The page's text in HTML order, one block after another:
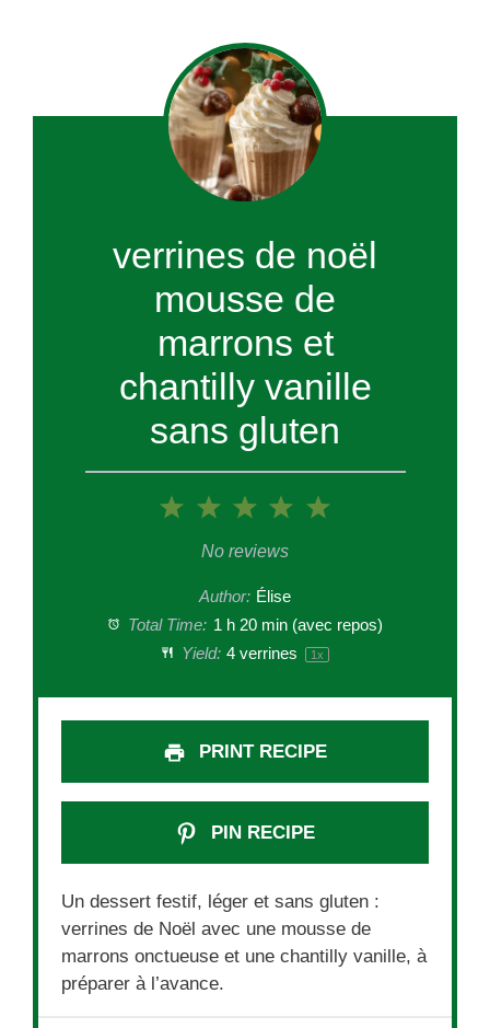
verrines de noël
mousse de
marrons et
chantilly vanille
sans gluten
5
4
3
Stars
2
Stars
1
Star
No reviews
Author: Élise
Total Time: 1 h 20 min (avec repos)
Yield: 4 verrines 1x
PRINT RECIPE
PIN RECIPE
Un dessert festif, léger et sans gluten :
verrines de Noël avec une mousse de
marrons onctueuse et une chantilly vanille, à
préparer à l’avance.